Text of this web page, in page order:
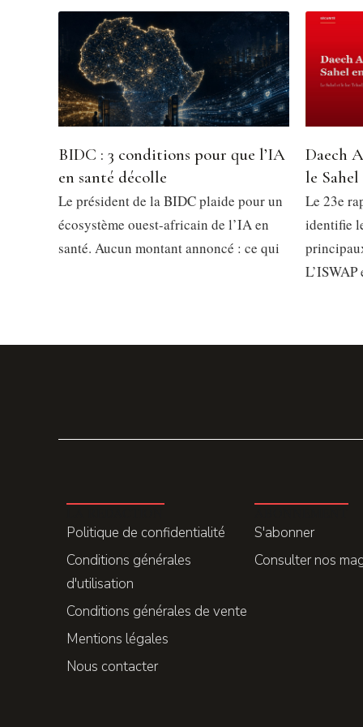
BIDC : 3 conditions pour que l’IA
en santé décolle
Le président de la BIDC plaide pour un
écosystème ouest-africain de l’IA en
santé. Aucun montant annoncé : ce qui
Daech
le
Le 23e
identifie
L’ISWAP
Politique de confidentialité
Conditions générales
d'utilisation
Conditions générales de vente
Mentions légales
Nous contacter
S'abonner
Consulter nos